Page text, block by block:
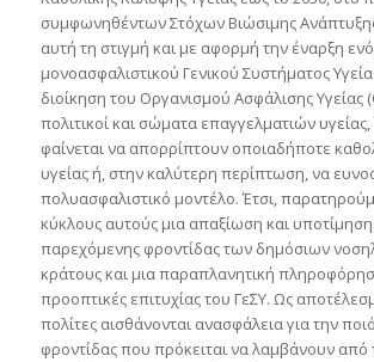
συμφωνηθέντων Στόχων Βιώσιμης
αυτή τη στιγμή και με αφορμή την έναρξη
μονοασφαλιστικού Γενικού Συστήματος
διοίκηση του Οργανισμού Ασφάλισης Υγείας
πολιτικοί και σώματα επαγγελματιών
φαίνεται να απορρίπτουν οποιαδήποτε
υγείας ή, στην καλύτερη περίπτωση, να
πολυασφαλιστικό μοντέλο. Έτσι,
κύκλους αυτούς μια απαξίωση και υποτίμηση
παρεχόμενης φροντίδας των δημόσιων
κράτους και μια παραπλανητική
προοπτικές επιτυχίας του ΓεΣΥ. Ως
πολίτες αισθάνονται ανασφάλεια για την
φροντίδας που πρόκειται να λαμβάνουν από